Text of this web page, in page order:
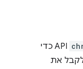
API כדי
לקבל את